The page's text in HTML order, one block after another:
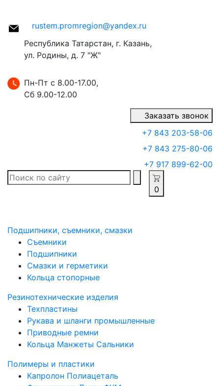
rustem.promregion@yandex.ru
Республика Татарстан, г. Казань,
ул. Родины, д. 7 "Ж"
Пн-Пт с 8.00-17.00,
Сб 9.00-12.00
Заказать звонок
+7 843 203-58-06
+7 843 275-80-06
+7 917 899-62-00
0
Подшипники, съемники, смазки
Съемники
Подшипники
Смазки и герметики
Кольца стопорные
Резинотехнические изделия
Техпластины
Рукава и шланги промышленные
Приводные ремни
Кольца Манжеты Сальники
Полимеры и пластики
Капролон Полиацеталь